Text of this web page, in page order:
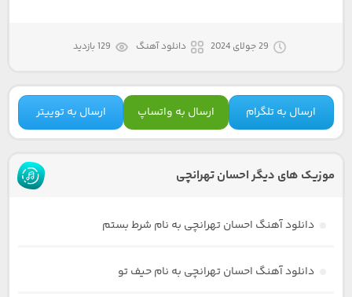
29 جولای 2024 دانلود آهنگ 129 بازدید
ارسال به تلگرام ارسال به واتساپ ارسال به توییتر
موزیک های دیگر احسان تهرانچی
دانلود آهنگ احسان تهرانچی به نام شرط بستم
دانلود آهنگ احسان تهرانچی به نام حیف تو